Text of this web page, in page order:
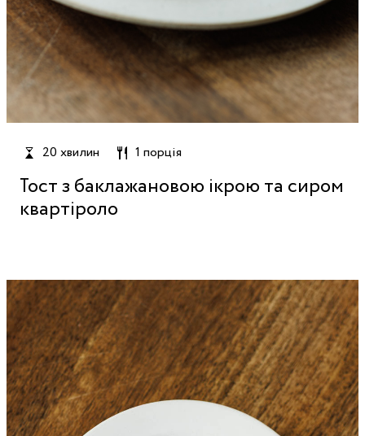
20 хвилин 1 порція
Тост з баклажановою ікрою та сиром
квартіроло